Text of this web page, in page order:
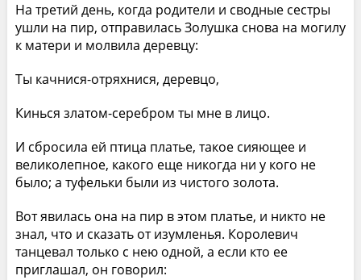
На третий день, когда родители и сводные сестры
ушли на пир, отправилась Золушка снова на могилу
к матери и молвила деревцу:
Ты качнися-отряхнися, деревцо,
Кинься златом-серебром ты мне в лицо.
И сбросила ей птица платье, такое сияющее и
великолепное, какого еще никогда ни у кого не
было; а туфельки были из чистого золота.
Вот явилась она на пир в этом платье, и никто не
знал, что и сказать от изумленья. Королевич
танцевал только с нею одной, а если кто ее
приглашал, он говорил: